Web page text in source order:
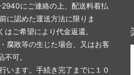
にご連絡の上、配送料着払
に認めた運送方法に限りま
ご希望により代金返還。
腐敗等の生じた場合、又はお客
可。
います。手続き完了までに１０